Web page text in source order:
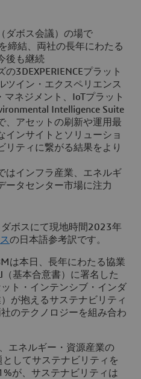
ダボス会議）の場で
締結、両社の長年にわたる
後も継続
3DEXPERIENCEプラット
ツイン・エクスペリエンス
ネジメント、IoTプラット
Intelligence Suite
、アセットの刷新や運用最
インサイトとソリューショ
リティに繋がる結果をより
はインフラ産業、エネルギ
ータセンター市場に注力
ボスにて現地時間2023年
の日本語参考訳です。
は本日、長年にわたる協業
基本合意書）に署名した
ト・インテンシブ・インダ
が抱えるサステナビリティ
のテクノロジーを組み合わ
エネルギー・資源産業の
してサステナビリティを
が、サステナビリティは